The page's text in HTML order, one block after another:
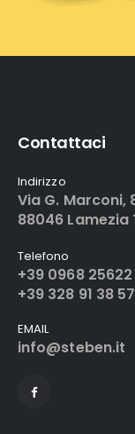
Contattaci
Indirizzo
Via G. Marconi,
88046
Telefono
+39 0968 25622
+39 328 91 38
EMAIL
info@steben.it